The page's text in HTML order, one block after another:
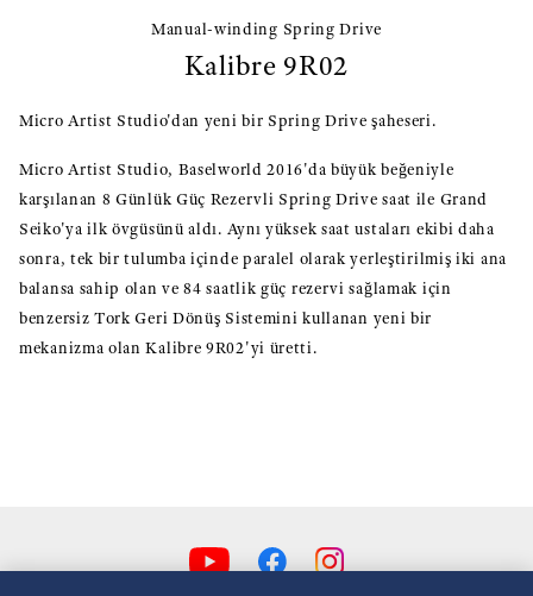
Manual-winding Spring Drive
Kalibre 9R02
Micro Artist Studio'dan yeni bir Spring Drive şaheseri.
Micro Artist Studio, Baselworld 2016'da büyük beğeniyle
karşılanan 8 Günlük Güç Rezervli Spring Drive saat ile Grand
Seiko'ya ilk övgüsünü aldı. Aynı yüksek saat ustaları ekibi daha
sonra, tek bir tulumba içinde paralel olarak yerleştirilmiş iki ana
balansa sahip olan ve 84 saatlik güç rezervi sağlamak için
benzersiz Tork Geri Dönüş Sistemini kullanan yeni bir
mekanizma olan Kalibre 9R02'yi üretti.